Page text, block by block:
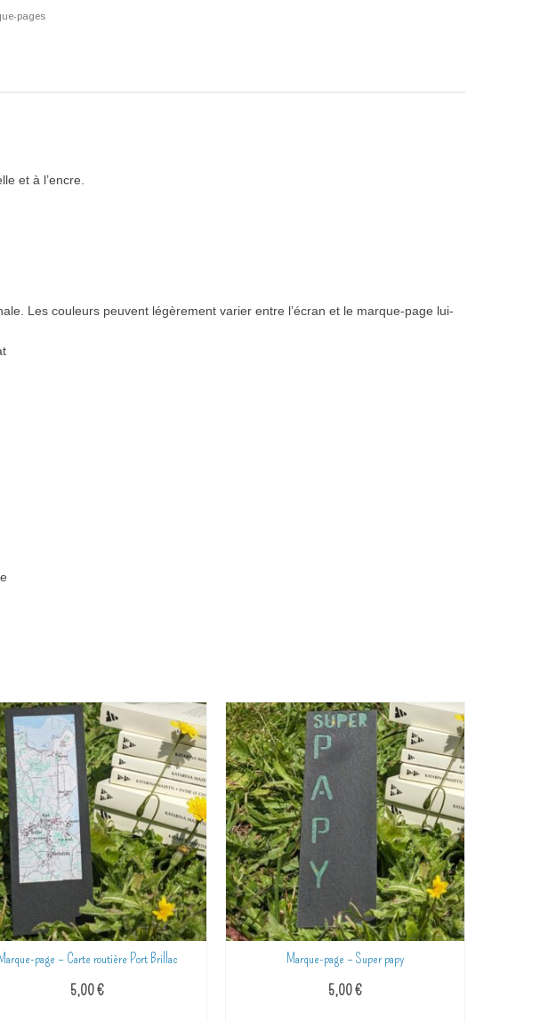
pages
et à l’encre.
Les couleurs peuvent légèrement varier entre l’écran et le marque-page lui-
Marque-page – Carte routière Port Brillac
5,00€
Marque-page – Super papy
5,00€